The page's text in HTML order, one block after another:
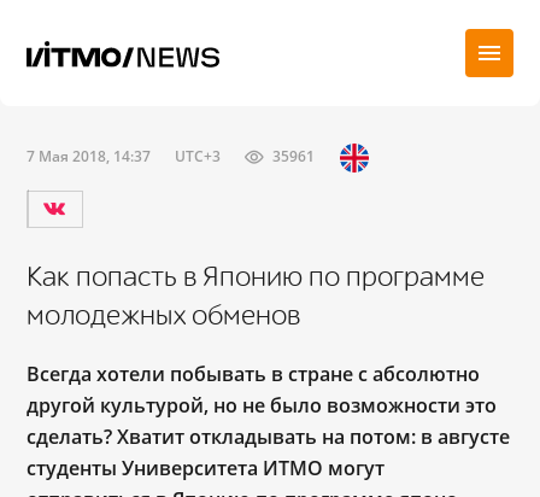
7 Мая 2018, 14:37 UTC+3 35961
Как попасть в Японию по программе
молодежных обменов
Всегда хотели побывать в стране с абсолютно
другой культурой, но небыло возможности это
сделать? Хватит откладывать на потом: в августе
студенты Университета ИТМО могут